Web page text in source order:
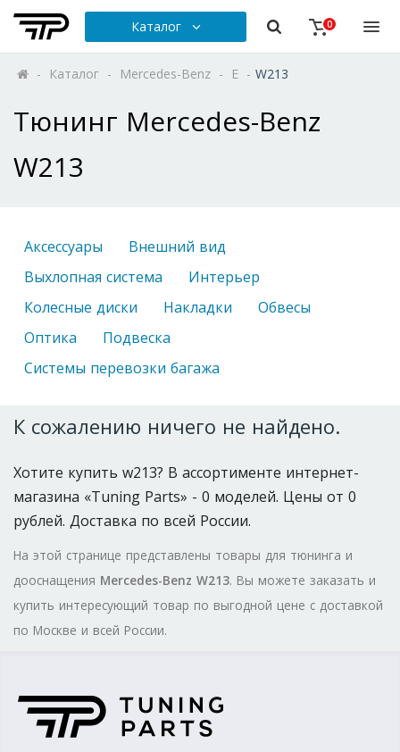
Каталог 0
- Каталог - Mercedes-Benz - E - W213
Тюнинг Mercedes-Benz
W213
Аксессуары
Внешний вид
Выхлопная система
Интерьер
Колесные диски
Накладки
Обвесы
Оптика
Подвеска
Системы перевозки багажа
К сожалению ничего не найдено.
Хотите купить w213? В ассортименте интернет-
магазина «Tuning Parts» - 0 моделей. Цены от 0
рублей. Доставка по всей России.
На этой странице представлены товары для тюнинга и
дооснащения Mercedes-Benz W213. Вы можете заказать и
купить интересующий товар по выгодной цене с доставкой
по Москве и всей России.